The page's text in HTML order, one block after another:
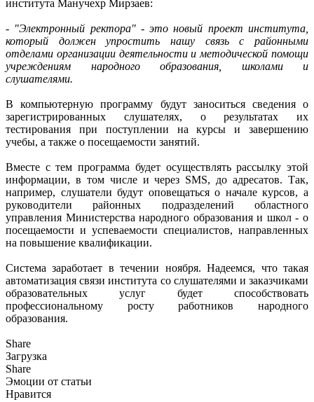
института Манучехр Мирзаев:
- "Электронный ректора" - это новый проект института,
который должен упростить нашу связь с районными
отделами организации деятельности и методической помощи
учреждениям народного образования, школами и
слушателями.
В компьютерную программу будут заноситься сведения о
зарегистрированных слушателях, о результатах их
тестирования при поступлении на курсы и завершению
учебы, а также о посещаемости занятий.
Вместе с тем программа будет осуществлять рассылку этой
информации, в том числе и через SMS, до адресатов. Так,
например, слушатели будут оповещаться о начале курсов, а
руководители районных подразделений областного
управления Министерства народного образования и школ - о
посещаемости и успеваемости специалистов, направленных
на повышение квалификации.
Система заработает в течении ноября. Надеемся, что такая
автоматизация связи института со слушателями и заказчиками
образовательных услуг будет способствовать
профессиональному росту работников народного
образования.
Share
Загрузка
Share
Эмоции от статьи
Нравится